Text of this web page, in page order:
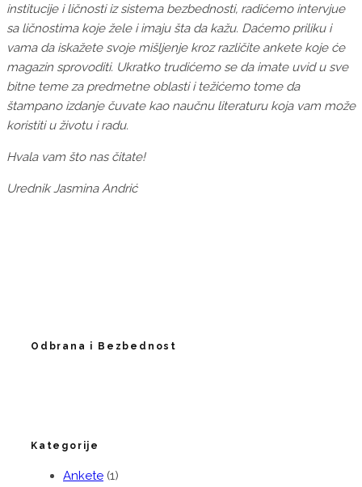
institucije i ličnosti iz sistema bezbednosti, radićemo intervjue
sa ličnostima koje žele i imaju šta da kažu. Daćemo priliku i
vama da iskažete svoje mišljenje kroz različite ankete koje će
magazin sprovoditi. Ukratko trudićemo se da imate uvid u sve
bitne teme za predmetne oblasti i težićemo tome da
štampano izdanje čuvate kao naučnu literaturu koja vam može
koristiti u životu i radu.
Hvala vam što nas čitate!
Urednik Jasmina Andrić
Odbrana i Bezbednost
Kategorije
Ankete (1)